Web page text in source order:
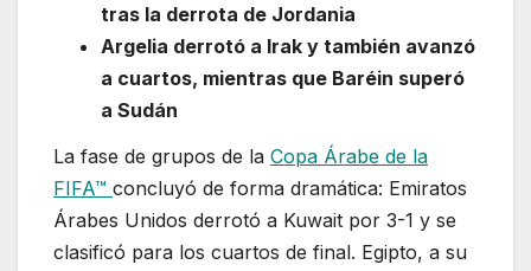
tras la derrota de Jordania
Argelia derrotó a Irak y también avanzó
a cuartos, mientras que Baréin superó
a Sudán
La fase de grupos de la Copa Árabe de la
FIFA™ concluyó de forma dramática: Emiratos
Árabes Unidos derrotó a Kuwait por 3-1 y se
clasificó para los cuartos de final. Egipto, a su